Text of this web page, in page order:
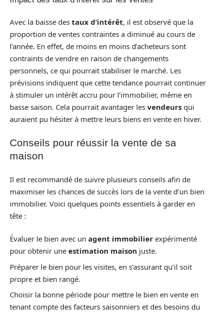
Avec la baisse des taux d’intérêt, il est observé que la
proportion de ventes contraintes a diminué au cours de
l’année. En effet, de moins en moins d’acheteurs sont
contraints de vendre en raison de changements
personnels, ce qui pourrait stabiliser le marché. Les
prévisions indiquent que cette tendance pourrait continuer
à stimuler un intérêt accru pour l’immobilier, même en
basse saison. Cela pourrait avantager les vendeurs qui
auraient pu hésiter à mettre leurs biens en vente en hiver.
Conseils pour réussir la vente de sa
maison
Il est recommandé de suivre plusieurs conseils afin de
maximiser les chances de succès lors de la vente d’un bien
immobilier. Voici quelques points essentiels à garder en
tête :
Évaluer le bien avec un agent immobilier expérimenté
pour obtenir une estimation maison juste.
Préparer le bien pour les visites, en s’assurant qu’il soit
propre et bien rangé.
Choisir la bonne période pour mettre le bien en vente en
tenant compte des facteurs saisonniers et des besoins du